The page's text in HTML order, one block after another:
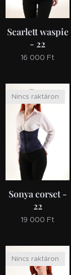
Scarlett waspie
- 22
16 000 Ft
Sonya corset -
22
Nincs raktáron
19 000 Ft
Nincs raktáron